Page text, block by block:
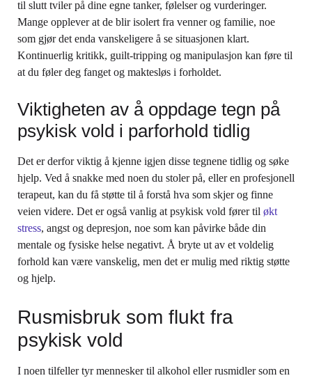
til slutt tviler på dine egne tanker, følelser og vurderinger.
Mange opplever at de blir isolert fra venner og familie, noe
som gjør det enda vanskeligere å se situasjonen klart.
Kontinuerlig kritikk, guilt-tripping og manipulasjon kan føre til
at du føler deg fanget og maktesløs i forholdet.
Viktigheten av å oppdage tegn på
psykisk vold i parforhold tidlig
Det er derfor viktig å kjenne igjen disse tegnene tidlig og søke
hjelp. Ved å snakke med noen du stoler på, eller en profesjonell
terapeut, kan du få støtte til å forstå hva som skjer og finne
veien videre. Det er også vanlig at psykisk vold fører til økt
stress, angst og depresjon, noe som kan påvirke både din
mentale og fysiske helse negativt. Å bryte ut av et voldelig
forhold kan være vanskelig, men det er mulig med riktig støtte
og hjelp.
Rusmisbruk som flukt fra
psykisk vold
I noen tilfeller tyr mennesker til alkohol eller rusmidler som en